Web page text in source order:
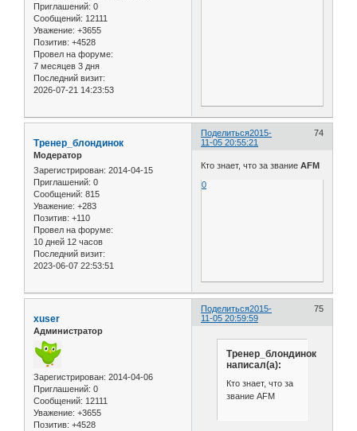
Приглашений: 0
Сообщений: 12111
Уважение: +3655
Позитив: +4528
Провел на форуме:
7 месяцев 3 дня
Последний визит:
2026-07-21 14:23:53
Поделиться 74
2015-
11-05 20:55:21
Тренер_блондинок
Модератор
Зарегистрирован: 2014-04-15
Приглашений: 0
Сообщений: 815
Уважение: +283
Позитив: +110
Провел на форуме:
10 дней 12 часов
Последний визит:
2023-06-07 22:53:51
Кто знает, что за званиеAFM
0
Поделиться 75
2015-
11-05 20:59:59
xuser
Администратор
Зарегистрирован: 2014-04-06
Приглашений: 0
Сообщений: 12111
Уважение: +3655
Позитив: +4528
Тренер_блондинок
написал(а):
Кто знает, что за
звание AFM